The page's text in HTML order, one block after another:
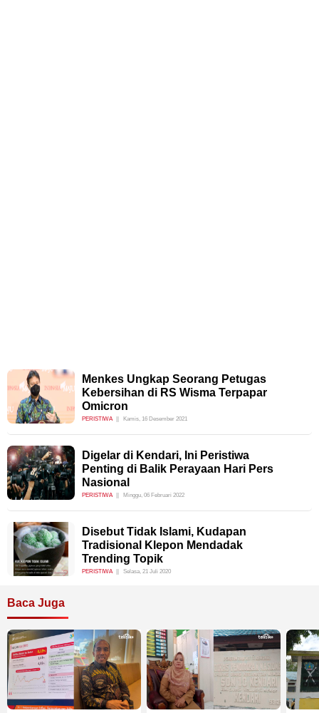
Menkes Ungkap Seorang Petugas
Kebersihan di RS Wisma Terpapar
Omicron
PERISTIWA Kamis, 16 Desember 2021
Digelar di Kendari, Ini Peristiwa
Penting di Balik Perayaan Hari Pers
Nasional
PERISTIWA Minggu, 06 Februari 2022
Disebut Tidak Islami, Kudapan
Tradisional Klepon Mendadak
Trending Topik
PERISTIWA Selasa, 21 Juli 2020
Baca Juga